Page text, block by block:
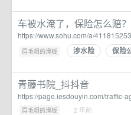
车被水淹了，保险怎么赔
https://www.sohu.com/a/
眉毛粗的滑板 · 涉水险 保险
青藤书院_抖抖音
https://page.iesdouyin.com/traffic-
眉毛粗的滑板 · · 2 年前